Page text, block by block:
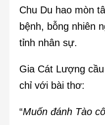
Chu Du hao mòn
bệnh, bỗng nhiên
tỉnh nhân sự.
Gia Cát Lượng
chỉ với bài thơ:
“Muốn đánh Tào